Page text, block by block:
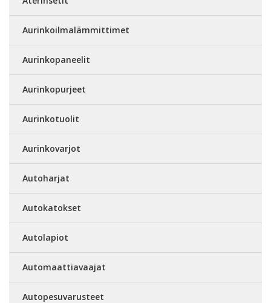
Aurinkoilmalämmittimet
Aurinkopaneelit
Aurinkopurjeet
Aurinkotuolit
Aurinkovarjot
Autoharjat
Autokatokset
Autolapiot
Automaattiavaajat
Autopesuvarusteet